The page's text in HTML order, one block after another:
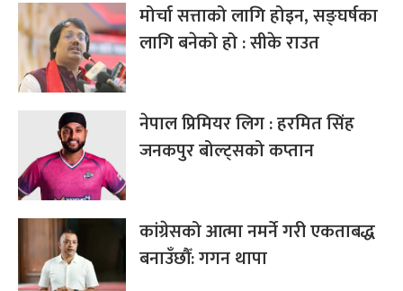
मोर्चा सत्ताको लागि होइन, सङ्घर्षका
लागि बनेको हो : सीके राउत
नेपाल प्रिमियर लिग : हरमित सिंह
जनकपुर बोल्ट्सको कप्तान
कांग्रेसको आत्मा नमर्ने गरी एकताबद्ध
बनाउँछौँ: गगन थापा